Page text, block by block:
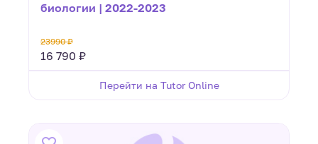
биологии | 2022-2023
23990 ₽
16 790 ₽
Перейти на Tutor Online